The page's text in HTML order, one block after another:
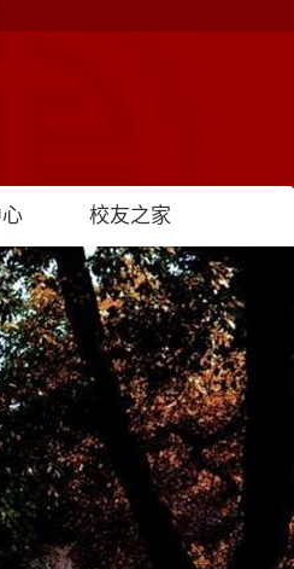
校友之家